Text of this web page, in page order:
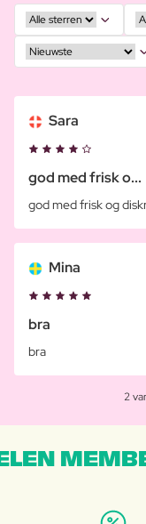
Sara
god med frisk o...
god med frisk og
Mina
bra
bra
2